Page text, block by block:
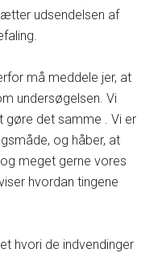
udsendelsen af
må meddele jer, at
undersøgelsen. Vi
gøre det samme . Vi er
og håber, at
meget gerne vores
hvordan tingene
hvori de indvendinger